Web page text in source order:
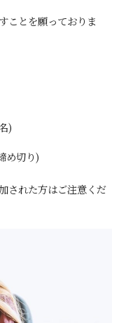
ことを願っておりま
)
め切り)
された方はご注意くだ